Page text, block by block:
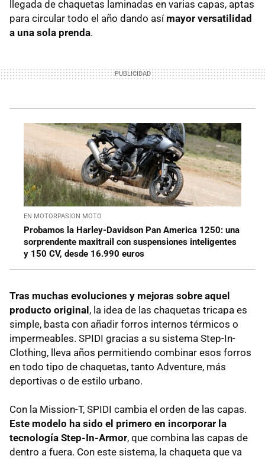
llegada de chaquetas laminadas en varias capas, aptas
para circular todo el año dando así mayor versatilidad
a una sola prenda.
EN MOTORPASION MOTO
Probamos la Harley-Davidson Pan America 1250: una
sorprendente maxitrail con suspensiones inteligentes
y 150 CV, desde 16.990 euros
Tras muchas evoluciones y mejoras sobre aquel
producto original , la idea de las chaquetas tricapa es
simple, basta con añadir forros internos térmicos o
impermeables. SPIDI gracias a su sistema Step-In-
Clothing, lleva años permitiendo combinar esos forros
en todo tipo de chaquetas, tanto Adventure, más
deportivas o de estilo urbano.
Con la Mission-T, SPIDI cambia el orden de las capas.
Este modelo ha sido el primero en incorporar la
tecnología Step-In-Armor, que combina las capas de
dentro a fuera. Con este sistema, la chaqueta que va